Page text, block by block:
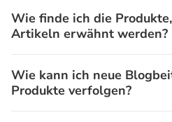
Wie finde ich die
Artikeln erwähnt werden?
Wie kann ich neue
Produkte verfolgen?